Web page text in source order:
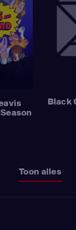
Black
Toon alles